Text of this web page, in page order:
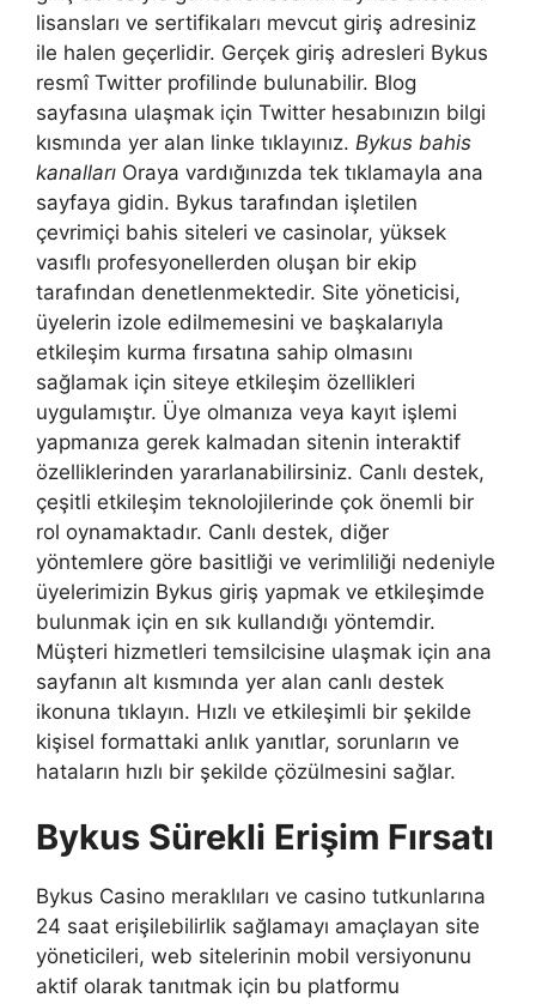
lisansları ve sertifikaları mevcut giriş adresiniz
ile halen geçerlidir. Gerçek giriş adresleri Bykus
resmî Twitter profilinde bulunabilir. Blog
sayfasına ulaşmak için Twitter hesabınızın bilgi
kısmında yer alan linke tıklayınız. Bykus bahis
kanalları Oraya vardığınızda tek tıklamayla ana
sayfaya gidin. Bykus tarafından işletilen
çevrimiçi bahis siteleri ve casinolar, yüksek
vasıflı profesyonellerden oluşan bir ekip
tarafından denetlenmektedir. Site yöneticisi,
üyelerin izole edilmemesini ve başkalarıyla
etkileşim kurma fırsatına sahip olmasını
sağlamak için siteye etkileşim özellikleri
uygulamıştır. Üye olmanıza veya kayıt işlemi
yapmanıza gerek kalmadan sitenin interaktif
özelliklerinden yararlanabilirsiniz. Canlı destek,
çeşitli etkileşim teknolojilerinde çok önemli bir
rol oynamaktadır. Canlı destek, diğer
yöntemlere göre basitliği ve verimliliği nedeniyle
üyelerimizin Bykus giriş yapmak ve etkileşimde
bulunmak için en sık kullandığı yöntemdir.
Müşteri hizmetleri temsilcisine ulaşmak için ana
sayfanın alt kısmında yer alan canlı destek
ikonuna tıklayın. Hızlı ve etkileşimli bir şekilde
kişisel formattaki anlık yanıtlar, sorunların ve
hataların hızlı bir şekilde çözülmesini sağlar.
Bykus Sürekli Erişim Fırsatı
Bykus Casino meraklıları ve casino tutkunlarına
24 saat erişilebilirlik sağlamayı amaçlayan site
yöneticileri, web sitelerinin mobil versiyonunu
aktif olarak tanıtmak için bu platformu